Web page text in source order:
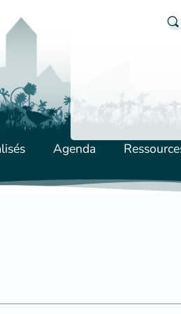
Agenda